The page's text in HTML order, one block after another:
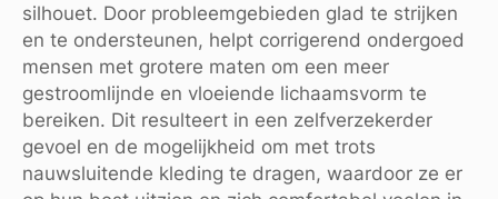
silhouet. Door probleemgebieden glad te strijken
en te ondersteunen, helpt corrigerend ondergoed
mensen met grotere maten om een meer
gestroomlijnde en vloeiende lichaamsvorm te
bereiken. Dit resulteert in een zelfverzekerder
gevoel en de mogelijkheid om met trots
nauwsluitende kleding te dragen, waardoor ze er